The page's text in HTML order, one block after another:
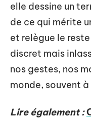
elle dessine un
de ce qui mérite
et relègue le
discret mais
nos gestes, nos
monde, souvent à
Lire également :